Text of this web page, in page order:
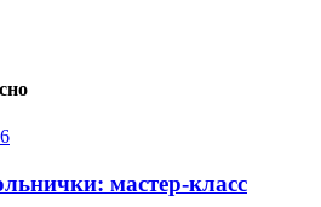
мастер-класс